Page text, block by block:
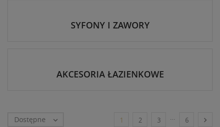
SYFONY I ZAWORY
AKCESORIA ŁAZIENKOWE
Dostępne  1 2 3 … 6 